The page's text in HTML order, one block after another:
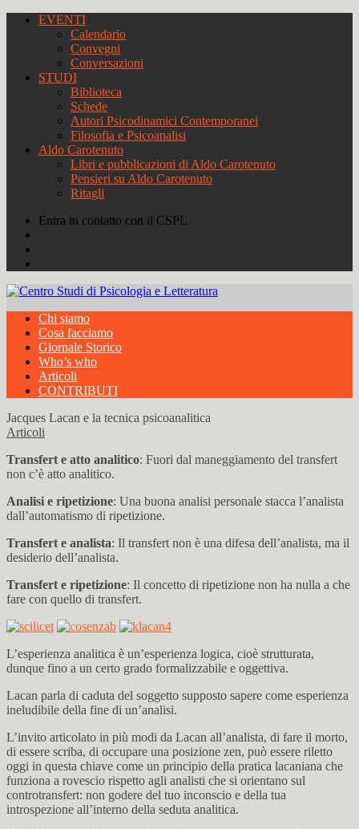
EVENTI
Calendario
Convegni
Conversazioni
STUDI
Biblioteca
Schede
Autori Psicodinamici Contemporanei
Filosofia e Psicoanalisi
Aldo Carotenuto
Libri e pubblicazioni di Aldo Carotenuto
Pensieri su Aldo Carotenuto
Ritagli
Entra in contatto con il CSPL
Chi siamo
Cosa facciamo
Giornale Storico
Who’s who
Articoli
CONTRIBUTI
Jacques Lacan e la tecnica psicoanalitica
Articoli
Transfert e atto analitico: Fuori dal maneggiamento del transfert
non c’è atto analitico.
Analisi e ripetizione: Una buona analisi personale stacca l’analista
dall’automatismo di ripetizione.
Transfert e analista: Il transfert non è una difesa dell’analista, ma il
desiderio dell’analista.
Transfert e ripetizione: Il concetto di ripetizione non ha nulla a che
fare con quello di transfert.
L’esperienza analitica è un’esperienza logica, cioè strutturata,
dunque fino a un certo grado formalizzabile e oggettiva.
Lacan parla di caduta del soggetto supposto sapere come esperienza
ineludibile della fine di un’analisi.
L’invito articolato in più modi da Lacan all’analista, di fare il morto,
di essere scriba, di occupare una posizione zen, può essere riletto
oggi in questa chiave come un principio della pratica lacaniana che
funziona a rovescio rispetto agli analisti che si orientano sul
controtransfert: non godere del tuo inconscio e della tua
introspezione all’interno della seduta analitica.